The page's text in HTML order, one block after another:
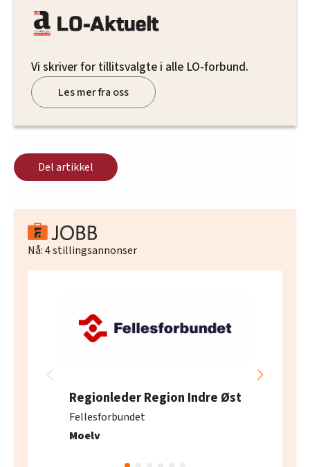
innenfor analyse og annonsering. Disse er angitt i
oversikten lengre ned på denne siden.
Vi skriver for tillitsvalgte i alle LO-forbund.
Les mer fra oss
Del artikkel
Nå:4stillingsannonser
Regionleder Region Indre Øst
Fellesforbundet
Moelv